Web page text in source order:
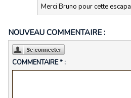
Merci Bruno pour cette
NOUVEAU COMMENTAIRE :
COMMENTAIRE * :